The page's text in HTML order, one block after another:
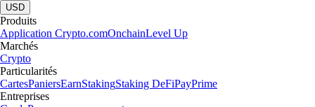
USD
Produits
Application Crypto.comOnchainLevel Up
Marchés
Crypto
Particularités
CartesPaniersEarnStakingStaking DeFiPayPrime
Entreprises